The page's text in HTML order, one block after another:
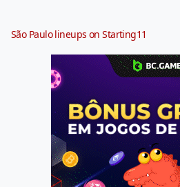
São Paulo lineups on Starting11